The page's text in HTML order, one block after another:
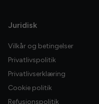
Juridisk
Vilkår og betingelser
Privatlivspolitik
Privatlivserklæring
Cookie politik
Refusionspolitik